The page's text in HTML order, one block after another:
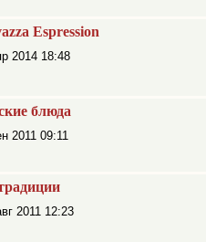
Espression
2014 18:48
блюда
2011 09:11
2011 12:23